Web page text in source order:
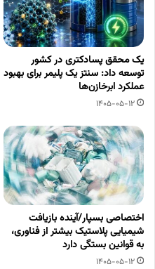
یک محقق پسادکتری در کشور
توسعه داد: سنتز یک پلیمر برای بهبود
عملکرد ابرخازن‌ها
1405-05-12
اختصاصی بسپار/آینده بازیافت
شیمیایی پلاستیک بیشتر از فناوری،
به قوانین بستگی دارد
1405-05-12